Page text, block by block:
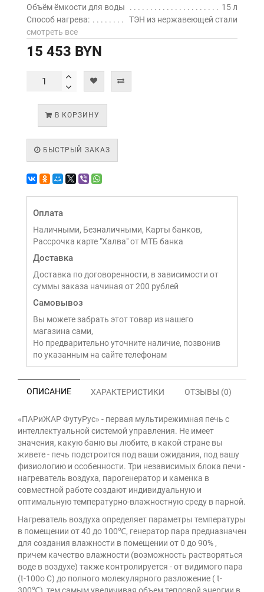
Объём ёмкости для воды
15 л
Способ нагрева:
ТЭН из нержавеющей стали
смотреть все
15 453 BYN
В КОРЗИНУ
БЫСТРЫЙ ЗАКАЗ
Оплата
Наличными, Безналичными, Карты банков,
Рассрочка карте "Халва" от МТБ банка
Доставка
Доставка по договоренности, в зависимости от
суммы заказа начиная от 200 рублей
Самовывоз
Вы можете забрать этот товар из нашего
магазина сами,
Но предварительно уточните наличие, позвонив
по указанным на сайте телефонам
ОПИСАНИЕ ХАРАКТЕРИСТИКИ ОТЗЫВЫ (0)
«ПАРиЖАР ФутуРус» - первая мультирежимная печь с
интеллектуальной системой управления. Не имеет
значения, какую баню вы любите, в какой стране вы
живете - печь подстроится под ваши ожидания, под вашу
физиологию и особенности. Три независимых блока печи -
нагреватель воздуха, парогенератор и каменка в
совместной работе создают индивидуальную и
оптимальную температурно-влажностную среду в парной.
Нагреватель воздуха определяет параметры температуры
в помещении от 40 до 100℃, генератор пара предназначен
для создания влажности в помещении от 0 до 90% ,
причем качество влажности (возможность растворяться
воде в воздухе) также контролируется - от видимого пара
(t-100о С) до полного молекулярного разложение ( t-